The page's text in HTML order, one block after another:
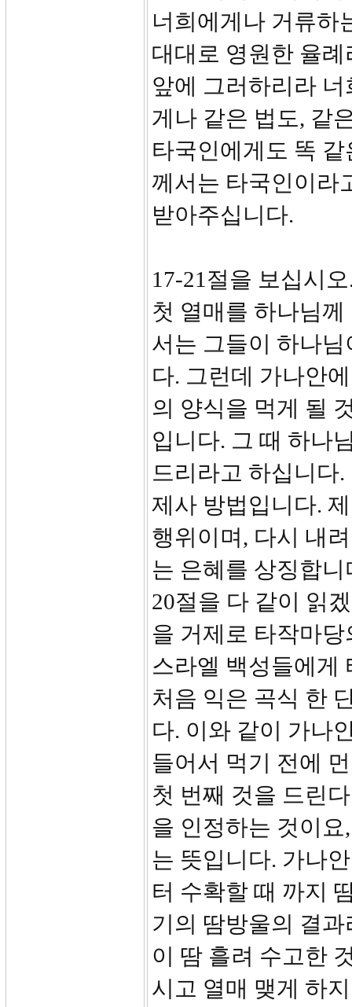
너희에게나 거류하
대대로 영원한 율
앞에 그러하리라
게나 같은 법도, 같
타국인에게도 똑
께서는 타국인이라
받아주십니다.
17-21절을 보십시
첫 열매를 하나님
서는 그들이 하나
다. 그런데 가나안
의 양식을 먹게 될
입니다. 그 때 하나
드리라고 하십니다.
제사 방법입니다.
행위이며, 다시 내
는 은혜를 상징합니
20절을 다 같이 읽
을 거제로 타작마
스라엘 백성들에게
처음 익은 곡식 한
다. 이와 같이 가나
들어서 먹기 전에
첫 번째 것을 드린
을 인정하는 것이
는 뜻입니다. 가나
터 수확할 때 까지
기의 땀방울의 결
이 땀 흘려 수고한
시고 열매 맺게 하